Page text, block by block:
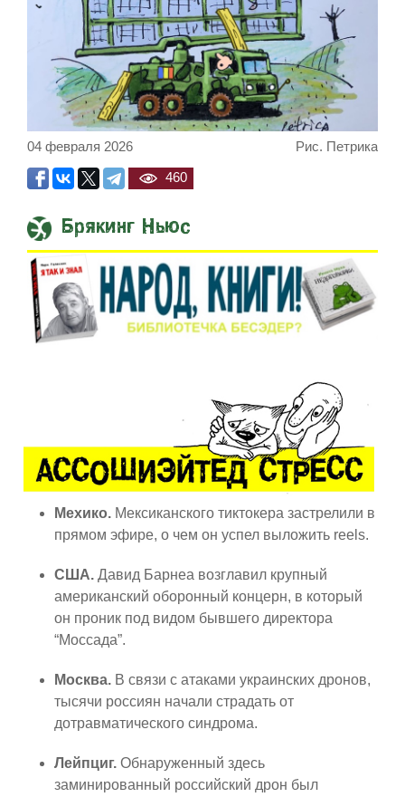
Рис. Петрика
04 февраля 2026
460
Брякинг Ньюс
Встреча Нетаниягу и Трампа
Мехико. Мексиканского тиктокера застрелили в
прямом эфире, о чем он успел выложить reels.
США. Давид Барнеа возглавил крупный
американский оборонный концерн, в который
он проник под видом бывшего директора
“Моссада”.
Москва. В связи с атаками украинских дронов,
тысячи россиян начали страдать от
дотравматического синдрома.
Лейпциг. Обнаруженный здесь
заминированный российский дрон был